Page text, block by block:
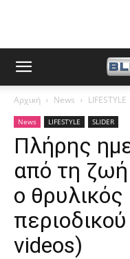
Αρχική News LIFESTYLE
News LIFESTYLE SLIDER
Πλήρης
από τη
ο
videos)